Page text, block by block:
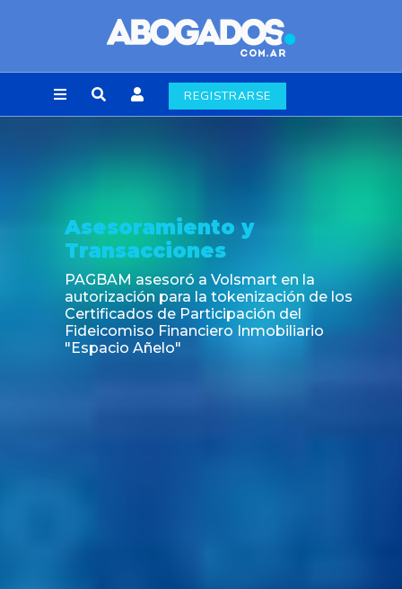
REGISTRARSE
y
asesoró a Volsmart en la
para la tokenización de los
de Participación del
Financiero Inmobiliario
Añelo"